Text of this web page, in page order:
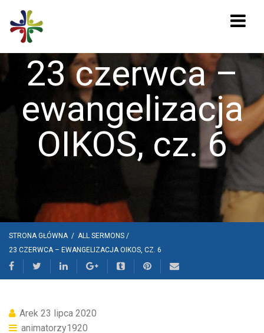
23 czerwca –
ewangelizacja
OIKOS, cz. 6
STRONA GŁÓWNA / ALL SERMONS /
23 CZERWCA – EWANGELIZACJA OIKOS, CZ. 6
Arek 23 lipca 2020
animatorzy1920